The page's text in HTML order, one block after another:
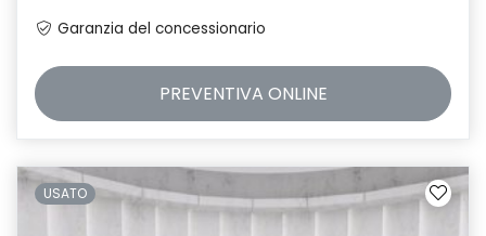
Garanzia del concessionario
PREVENTIVA ONLINE
USATO